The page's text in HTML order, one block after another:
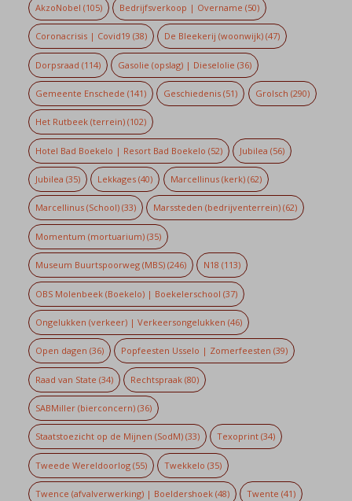
AkzoNobel (105) Bedrijfsverkoop | Overname (50)
Coronacrisis | Covid19 (38) De Bleekerij (woonwijk) (47)
Dorpsraad (114) Gasolie (opslag) | Dieselolie (36)
Gemeente Enschede (141) Geschiedenis (51) Grolsch (290)
Het Rutbeek (terrein)(102)
Hotel Bad Boekelo | Resort Bad Boekelo (52) Jubilea (56)
Jubilea (35) Lekkages (40) Marcellinus (kerk)(62)
Marcellinus (School)(33) Marssteden (bedrijventerrein) (62)
Momentum (mortuarium)(35)
Museum Buurtspoorweg (MBS)(246) N18 (113)
OBS Molenbeek (Boekelo) | Boekelerschool (37)
Ongelukken (verkeer) | Verkeersongelukken (46)
Open dagen (36) Popfeesten Usselo | Zomerfeesten (39)
Raad van State (34) Rechtspraak (80)
SABMiller (bierconcern)(36)
Staatstoezicht op de Mijnen (SodM)(33) Texoprint (34)
Tweede Wereldoorlog(55) Twekkelo (35)
Twence (afvalverwerking) | Boeldershoek(48) Twente (41)